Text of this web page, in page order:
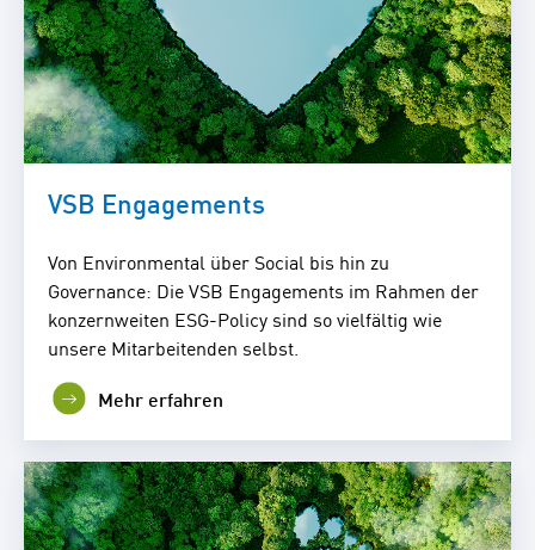
VSB Engagements
Von Environmental über Social bis hin zu
Governance: Die VSB Engagements im Rahmen der
konzernweiten ESG-Policy sind so vielfältig wie
unsere Mitarbeitenden selbst.
Mehr erfahren